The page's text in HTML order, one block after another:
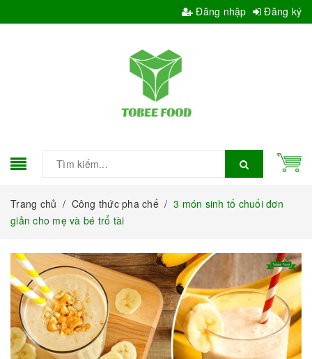
Đăng nhập Đăng ký
Trang chủ / Công thức pha chế / 3 món sinh tố chuối đơn
giản cho mẹ và bé trổ tài